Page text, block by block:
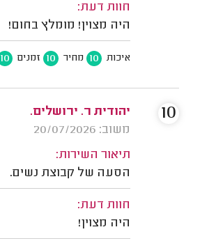
חוות דעת:
היה מצוין! מומלץ בחום!
איכות 10 מחיר 10 זמנים 10
יהודית ר. ירושלים.
משוב: 20/07/2026
תיאור השירות:
הסעה של קבוצת נשים.
חוות דעת:
היה מצוין!
10